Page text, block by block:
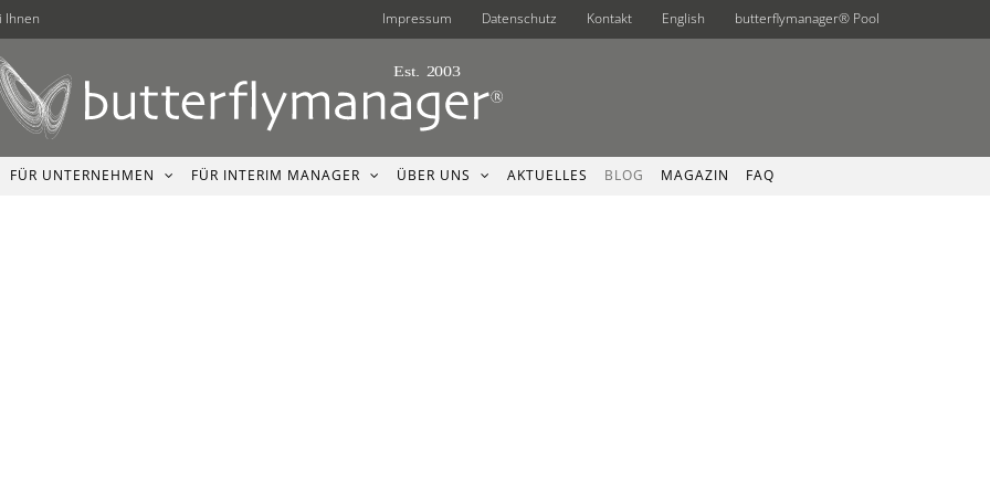
Ihnen Impressum Datenschutz Kontakt English butterflymanager® Pool
FÜR UNTERNEHMEN FÜR INTERIM MANAGER ÜBER UNS AKTUELLES BLOG MAGAZIN FAQ